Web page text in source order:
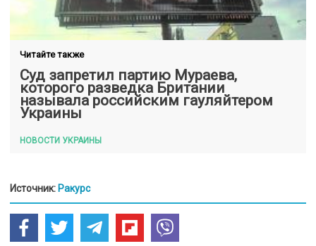
Читайте также
Суд запретил партию Мураева,
которого разведка Британии
называла российским гауляйтером
Украины
НОВОСТИ УКРАИНЫ
Источник: Ракурс